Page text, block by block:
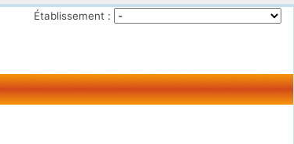
Établissement :